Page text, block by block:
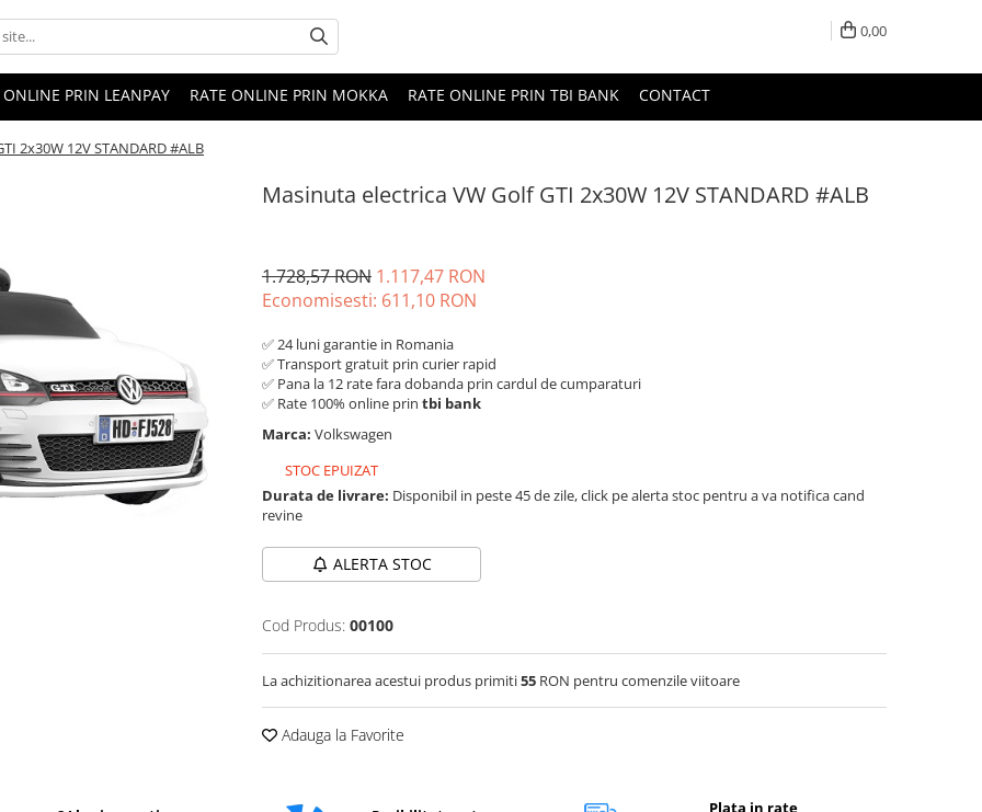
0,00
ONLINE PRIN LEANPAY RATE ONLINE PRIN MOKKA RATE ONLINE PRIN TBI BANK CONTACT
2x30W 12V STANDARD #ALB
Masinuta electrica VW Golf GTI 2x30W 12V STANDARD #ALB
1.728,57 RON 1.117,47 RON
Economisesti: 611,10 RON
✅ 24 luni garantie in Romania
✅ Transport gratuit prin curier rapid
✅ Pana la 12 rate fara dobanda prin cardul de cumparaturi
✅ Rate 100% online prin tbi bank
Marca: Volkswagen
STOC EPUIZAT
Durata de livrare: Disponibil in peste 45 de zile, click pe alerta stoc pentru a va notifica cand
revine
ALERTA STOC
Cod Produs: 00100
La achizitionarea acestui produs primiti55 RON pentru comenzile viitoare
Adauga la Favorite
Plata in rate